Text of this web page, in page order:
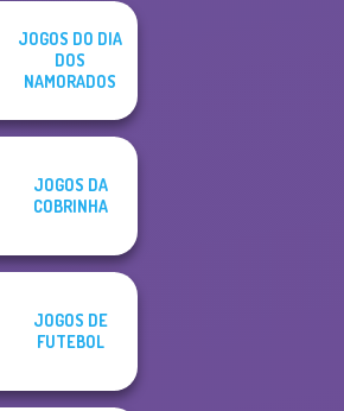
JOGOS DO DIA
DOS
NAMORADOS
JOGOS DA
COBRINHA
JOGOS DE
FUTEBOL